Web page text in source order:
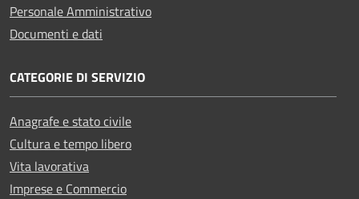
Personale Amministrativo
Documenti e dati
CATEGORIE DI SERVIZIO
Anagrafe e stato civile
Cultura e tempo libero
Vita lavorativa
Imprese e Commercio